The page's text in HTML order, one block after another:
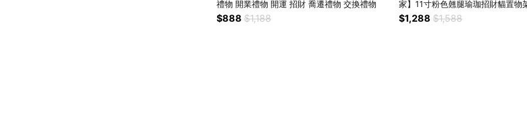
禮物 開業禮物 開運 招財 喬遷禮物 交換禮物
$888 $1,188
家】11寸粉色翹腿瑜珈招財貓置物
117 生日禮物 開業禮物 開運 招財 喬遷禮物 交換
禮物
$1,288 $1,588